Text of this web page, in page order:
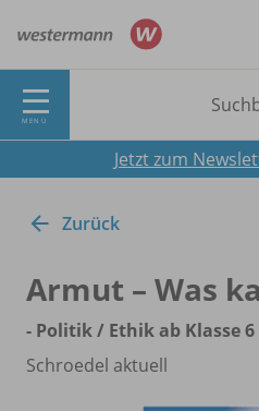
MENÜ
Jetzt zum
Zurück
Armut – Was
- Politik / Ethik ab Klasse 6
Schroedel aktuell